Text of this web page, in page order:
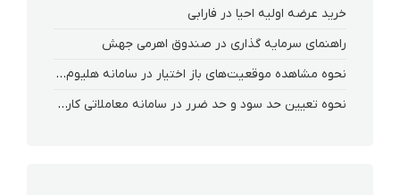
خرید عرضه اولیه احیا در فارابی
راهنمای سرمایه گذاری در صندوق اهرمی جهش
نحوه‌ مشاهده‌ موقعیت‌های باز اختیار در سامانه هلیوم و نکست
نحوه تعیین حد سود و حد ضرر در سامانه معاملاتی کارگزاری فارابی